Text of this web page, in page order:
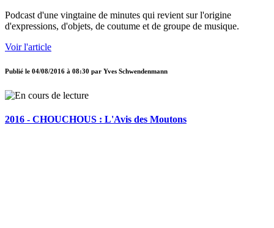
Podcast d'une vingtaine de minutes qui revient sur l'origine
d'expressions, d'objets, de coutume et de groupe de musique.
Voir l'article
Publié le 04/08/2016 à 08:30 par Yves Schwendenmann
2016 - CHOUCHOUS : L'Avis des Moutons